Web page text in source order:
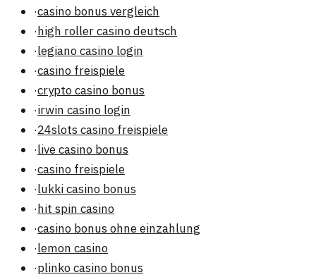
·casino bonus vergleich
·high roller casino deutsch
·legiano casino login
·casino freispiele
·crypto casino bonus
·irwin casino login
·24slots casino freispiele
·live casino bonus
·casino freispiele
·lukki casino bonus
·hit spin casino
·casino bonus ohne einzahlung
·lemon casino
·plinko casino bonus